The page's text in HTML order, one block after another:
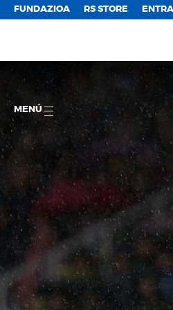
FUNDAZIOA RS STORE
MENÚ